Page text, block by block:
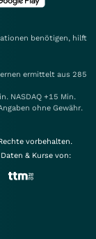
benötigen, hilft
ermittelt aus 285
NASDAQ +15 Min.
ohne Gewähr.
vorbehalten.
Daten & Kurse von: